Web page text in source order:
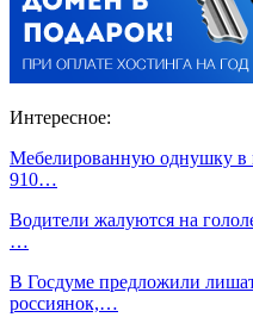
Интересное:
Мебелированную однушку в
910…
Водители жалуются на
…
В Госдуме предложили
россиянок,…